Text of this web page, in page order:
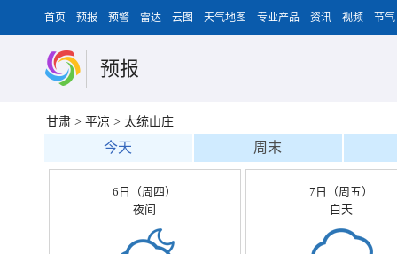
首页 预报 预警 雷达 云图 天气地图 专业产品 资讯 视频 节气
预报
甘肃 > 平凉 > 太统山庄
今天 周末
6日（周四）
夜间
7日（周五）
白天